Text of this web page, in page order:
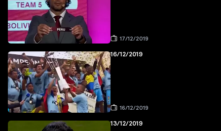
17/12/2019
16/12/2019
16/12/2019
13/12/2019